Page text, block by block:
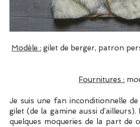
Modèle : gilet de berger, patron
Fournitures :
Je suis une fan inconditionnelle
gilet (de la gamine aussi
quelques moqueries de la part de